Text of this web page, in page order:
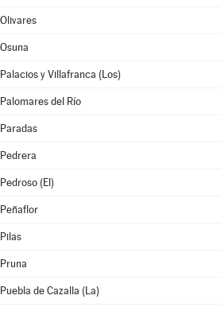
Olivares
Osuna
Palacios y Villafranca (Los)
Palomares del Río
Paradas
Pedrera
Pedroso (El)
Peñaflor
Pilas
Pruna
Puebla de Cazalla (La)